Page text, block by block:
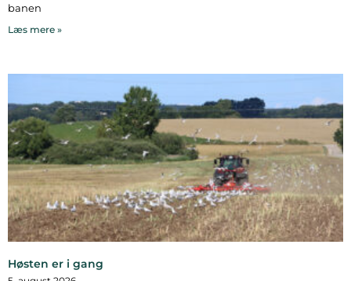
banen
Læs mere »
Høsten er i gang